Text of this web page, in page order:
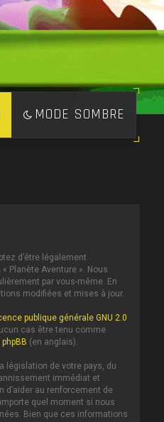
MODE SOMBRE
d’être légalement
Planète Aventure ». Nous
par vous-même. En
modifiées et mises à jour.
publique générale GNU 2.0
cas être tenu comme
(en anglais).
législation de votre pays, du
immédiat et
d’aider au renforcement de
quel moment si nous
Bien que ces informations